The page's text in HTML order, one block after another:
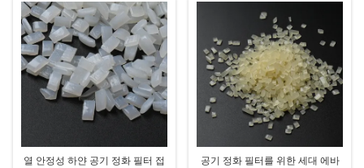
열 안정성 하얀 공기 정화 필터 접
공기 정화 필터를 위한 세대 에바